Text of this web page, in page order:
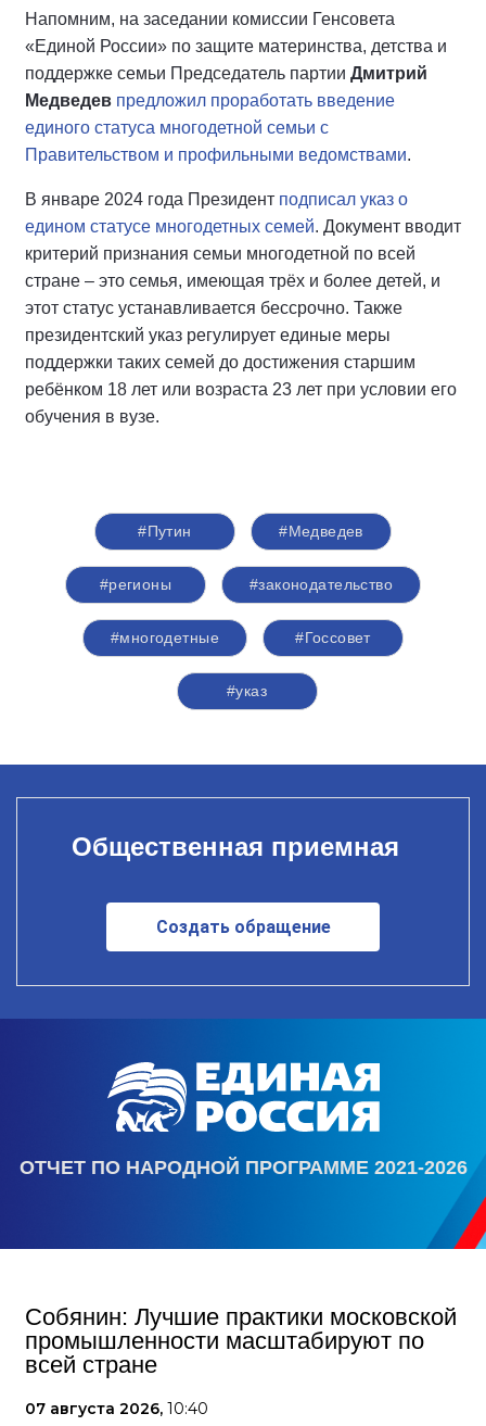
Напомним, на заседании комиссии Генсовета
«Единой России» по защите материнства, детства и
поддержке семьи Председатель партии Дмитрий
Медведев предложил проработать введение
единого статуса многодетной семьи с
Правительством и профильными ведомствами.
В январе 2024 года Президент подписал указ о
едином статусе многодетных семей. Документ вводит
критерий признания семьи многодетной по всей
стране – это семья, имеющая трёх и более детей, и
этот статус устанавливается бессрочно. Также
президентский указ регулирует единые меры
поддержки таких семей до достижения старшим
ребёнком 18 лет или возраста 23 лет при условии его
обучения в вузе.
#Путин #Медведев
#регионы #законодательство
#многодетные #Госсовет
#указ
Общественная приемная
Создать обращение
ОТЧЕТ ПО НАРОДНОЙ ПРОГРАММЕ 2021-2026
Собянин: Лучшие практики московской
промышленности масштабируют по
всей стране
07 августа 2026, 10:40